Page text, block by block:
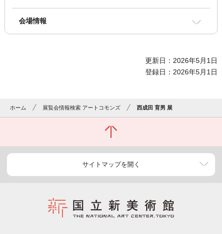
会場情報
更新日：2026年5月1日
登録日：2026年5月1日
ホーム 展覧会情報検索 アートコモンズ 西成田 育男 展
サイトマップを開く